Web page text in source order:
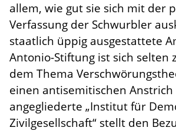
allem, wie gut sie sich mit der
Verfassung der Schwurbler
staatlich üppig ausgestattete
Antonio-Stiftung ist sich selten
dem Thema
einen antisemitischen Anstrich
angegliederte „Institut für
Zivilgesellschaft“ stellt den